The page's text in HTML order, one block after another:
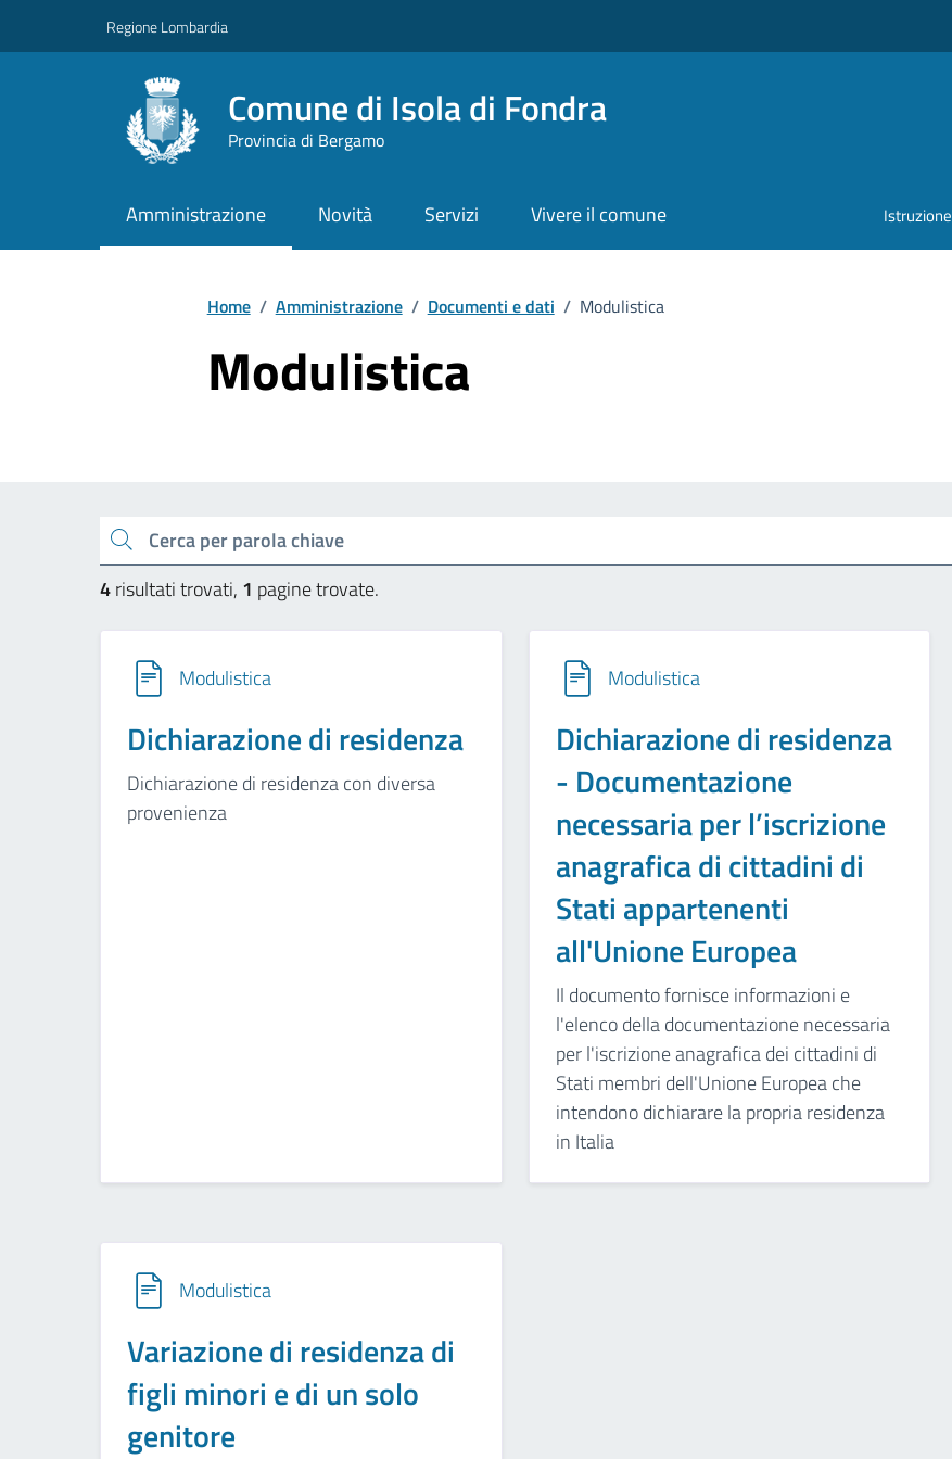
Regione Lombardia
Comune di Isola di Fondra
Provincia di Bergamo
Amministrazione Novità Servizi Vivere il comune Istruzione
Home / Amministrazione / Documenti e dati / Modulistica
Modulistica
Cerca una parola chiave
4risultati trovati, 1 pagine trovate.
Modulistica
Dichiarazione di residenza
Dichiarazione di residenza con diversa
provenienza
Modulistica
Dichiarazione di residenza
- Documentazione
necessaria per l’iscrizione
anagrafica di cittadini di
Stati appartenenti
all'Unione Europea
Il documento fornisce informazioni e
l'elenco della documentazione necessaria
per l'iscrizione anagrafica dei cittadini di
Stati membri dell'Unione Europea che
intendono dichiarare la propria residenza
in Italia
Modulistica
Variazione di residenza di
figli minori e di un solo
genitore